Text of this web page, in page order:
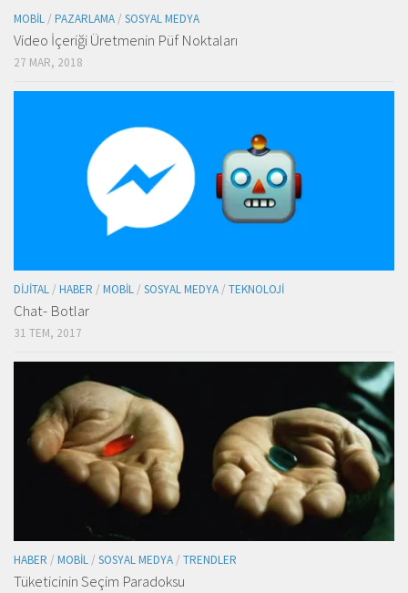
MOBIL / PAZARLAMA / SOSYAL MEDYA
Video İçeriği Üretmenin Püf Noktaları
27 MAR, 2018
DIJITAL / HABER / MOBIL / SOSYAL MEDYA / TEKNOLOJI
Chat- Botlar
31 TEM, 2017
HABER / MOBIL / SOSYAL MEDYA / TRENDLER
Tüketicinin Seçim Paradoksu